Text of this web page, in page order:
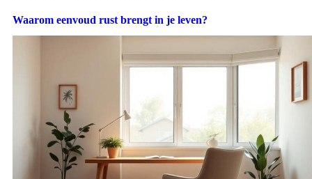
Waarom eenvoud rust brengt in je leven?